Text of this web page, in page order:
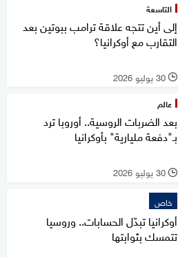
التاسعة
إلى أين تتجه علاقة ترامب ببوتين بعد
التقارب مع أوكرانيا؟
l 30 يوليو 2026
عالم
بعد الضربات الروسية.. أوروبا ترد
بـ"دفعة مليارية" بأوكرانيا
l 30 يوليو 2026
خاص
أوكرانيا تبدّل الحسابات.. وروسيا
تتمسك بثوابتها